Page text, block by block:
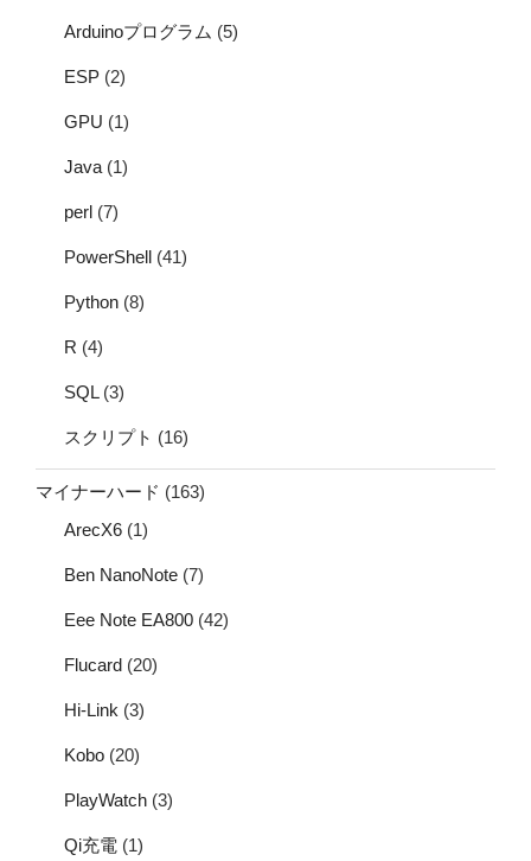
Arduinoプログラム (5)
ESP (2)
GPU (1)
Java (1)
perl (7)
PowerShell (41)
Python (8)
R (4)
SQL(3)
スクリプト (16)
マイナーハード (163)
ArecX6 (1)
Ben NanoNote (7)
Eee Note EA800 (42)
Flucard (20)
Hi-Link (3)
Kobo (20)
PlayWatch (3)
Qi充電 (1)